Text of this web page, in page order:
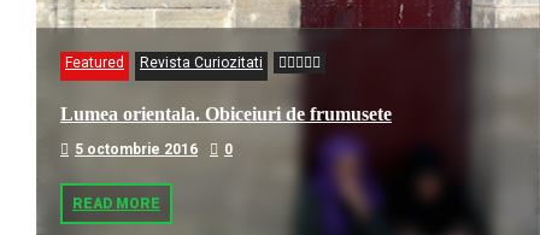
Featured Revista Curiozitati
Lumea orientala. Obiceiuri de frumusete
5 octombrie 2016 0
READ MORE